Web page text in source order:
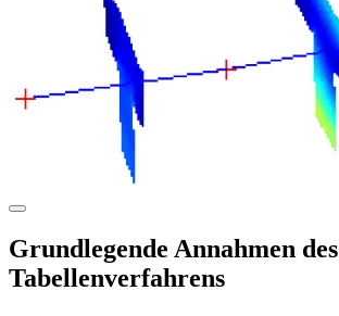
Grundlegende Annahmen des
Tabellenverfahrens